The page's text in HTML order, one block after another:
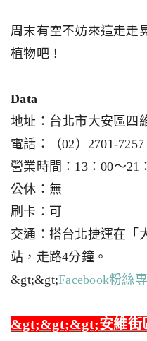
周末有空不妨來這走走
植物吧！
Data
地址：台北市大安區四
電話：（02）2701-7257
營業時間：13：00～21
公休：無
刷卡：可
交通：搭台北捷運在「
站，走路4分鐘。
&gt;&gt;Facebook粉絲
&gt;&gt;&gt;安維街